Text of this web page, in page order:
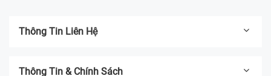
Thông Tin Liên Hệ
Thông Tin & Chính Sách